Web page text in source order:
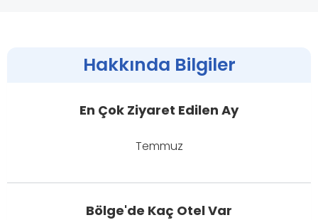
Hakkında Bilgiler
En Çok Ziyaret Edilen Ay
Temmuz
Bölge'de Kaç Otel Var